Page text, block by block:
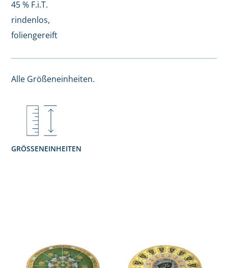
45 % F.i.T.
rindenlos,
foliengereift
Alle Größeneinheiten.
GRÖSSENEINHEITEN